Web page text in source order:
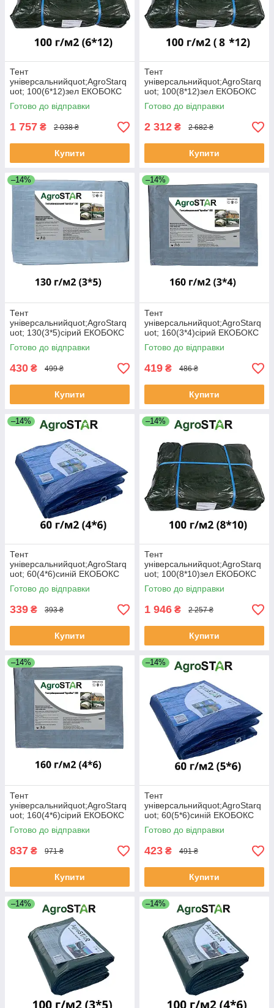
Тент
універсальнийquot;AgroStarq
uot; 100(6*12)зел ЕКОБОКС
Готово до відправки
1 757 ₴ 2 038 ₴
Купити
Тент
універсальнийquot;AgroStarq
uot; 100(8*12)зел ЕКОБОКС
Готово до відправки
2 312 ₴ 2 682 ₴
Купити
–14%
Тент
універсальнийquot;AgroStarq
uot; 130(3*5)сірий ЕКОБОКС
Готово до відправки
430 ₴ 499 ₴
Купити
–14%
Тент
універсальнийquot;AgroStarq
uot; 160(3*4)сірий ЕКОБОКС
Готово до відправки
419 ₴ 486 ₴
Купити
–14%
Тент
універсальнийquot;AgroStarq
uot; 60(4*6)синій ЕКОБОКС
Готово до відправки
339 ₴ 393 ₴
Купити
–14%
Тент
універсальнийquot;AgroStarq
uot; 100(8*10)зел ЕКОБОКС
Готово до відправки
1 946 ₴ 2 257 ₴
Купити
–14%
Тент
універсальнийquot;AgroStarq
uot; 160(4*6)сірий ЕКОБОКС
Готово до відправки
837 ₴ 971 ₴
Купити
–14%
Тент
універсальнийquot;AgroStarq
uot; 60(5*6)синій ЕКОБОКС
Готово до відправки
423 ₴ 491 ₴
Купити
–14% –14%